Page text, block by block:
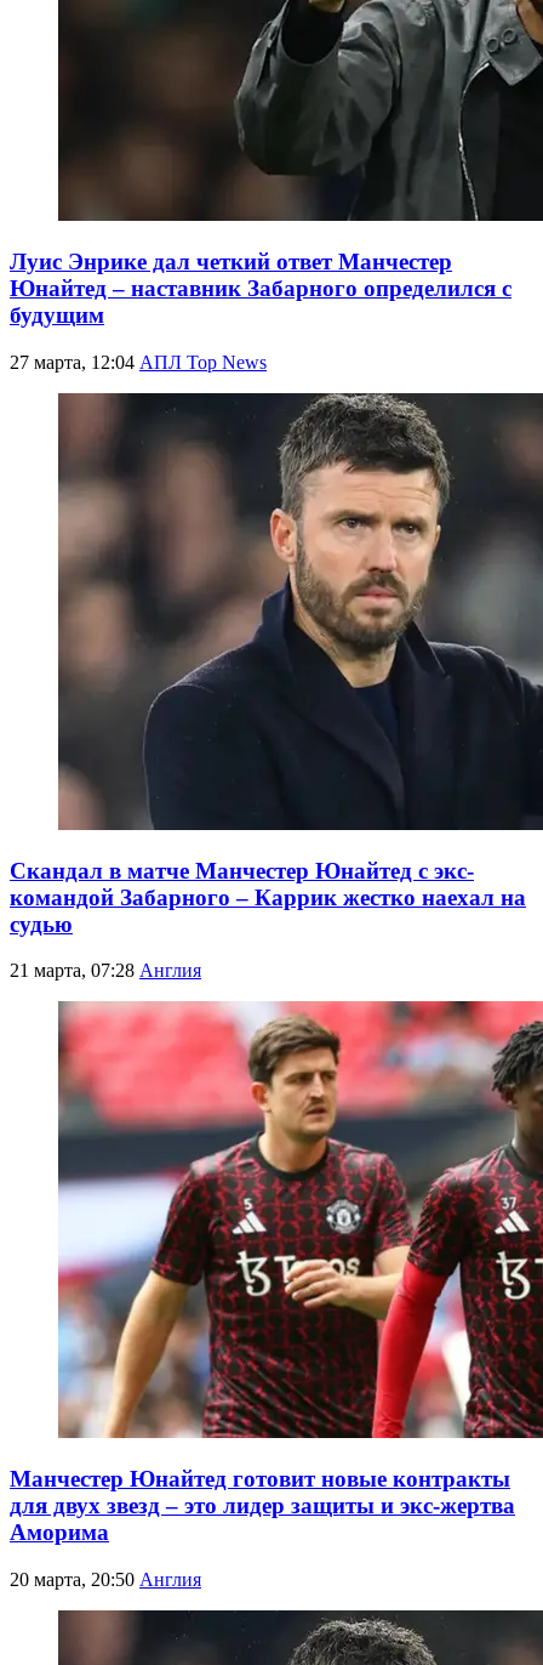
Луис Энрике дал четкий ответ Манчестер
Юнайтед – наставник Забарного определился с
будущим
27 марта, 12:04 АПЛ Top News
Скандал в матче Манчестер Юнайтед с экс-
командой Забарного – Каррик жестко наехал на
судью
21 марта, 07:28 Англия
Манчестер Юнайтед готовит новые контракты
для двух звезд – это лидер защиты и экс-жертва
Аморима
20 марта, 20:50 Англия